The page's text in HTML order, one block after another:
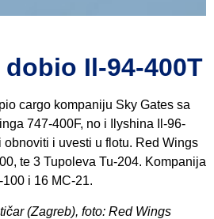
Il-94-400T
cargo kompaniju Sky Gates sa
747-400F, no i Ilyshina Il-96-
i uvesti u flotu. Red Wings
te 3 Tupoleva Tu-204. Kompanija
i 16 MC-21.
(Zagreb), foto: Red Wings